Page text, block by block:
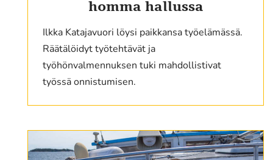
homma hallussa
Ilkka Katajavuori löysi paikkansa työelämässä.
Räätälöidyt työtehtävät ja
työhönvalmennuksen tuki mahdollistivat
työssä onnistumisen.